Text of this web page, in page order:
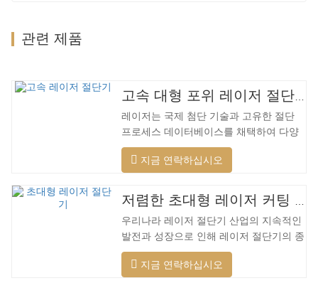
관련 제품
레이저는 국제 첨단 기술과 고유한 절단
프로세스 데이터베이스를 채택하여 다양
한 재료에 대해 다양한 지능형 절단을 수
행하고, 절단 표면을 최적화하고, 더 넓은
나은 품질 및 더 낮은 비용을 적용할 수 있
습니다. 저전력에서 고출력 레이저 범위까
지. 레이저 헤드는 자동으로 장애물을 피
할 수 있습니다. 레이저 헤드는 높은 동적
반응을 수행하고 장애물을 사전에 예측하
며 레이저 헤드를 최대한 보호할 수 있습
지금 연락하십시오
우리나라 레이저 절단기 산업의 지속적인
발전과 성장으로 인해 레이저 절단기의 종
류가 점점 더 많아지고 있으며 레이저 절
단기의 모델이 지속적으로 풍부해지고 있
지금 연락하십시오